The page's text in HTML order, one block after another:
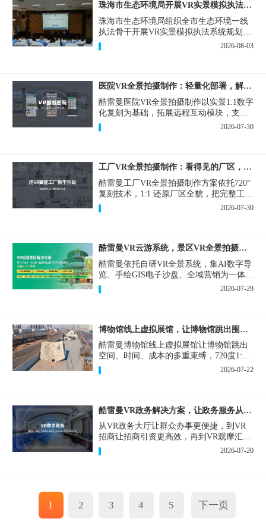
珠海市生态环境局开展VR实景模拟执法专题培训
珠海市生态环境局组织全市生态环境一线
执法骨干开展VR实景模拟执法系统规划建
设和教学培训，持续推进科技赋能生态环
境执法，夯实队伍办案“基本功”。
2026-08-03
医院VR全景拍摄制作：轻量化部署，解决医患真实痛点
酷雷曼医院VR全景拍摄制作以实景1:1数字
化复刻为基础，拓展远程互动模块，支持
定制，轻量化搭建部署，可挂载在公众
号、官网等线上平台。
2026-07-30
工厂VR全景拍摄制作：看得见的厂区，省下来的成本
酷雷曼工厂VR全景拍摄制作方案依托720°
复刻技术，1:1 还原厂区全貌，把完整工厂
搬进手机、电脑大屏，既是工厂对外拓客
的数字化名片，也是内部管理、人员培训
2026-07-30
酷雷曼VR云游系统，景区VR全景拍摄制作一站式落地
酷雷曼依托自研VR全景系统，集AI数字导
览、手绘GIS电子沙盘、全域营销为一体，
打造从VR全景拍摄制作到成熟VR云游落
地案例。
2026-07-29
博物馆线上虚拟展馆，让博物馆跳出围墙让历史随处可及
酷雷曼博物馆线上虚拟展馆让博物馆跳出
空间、时间、成本的多重束缚，720度1:1
实景复刻的VR数字展厅，已经成为博物馆
数字化刚需新基建。
2026-07-22
酷雷曼VR政务解决方案，让政务服务从“看得见”开始
从VR政务大厅让群众办事更便捷，到VR
招商让招商引资更高效，再到VR观摩汇报
让政务成果更直观，酷雷曼VR政务解决方
案，解锁政务服务新体验，让服务从“看得
2026-07-20
1 2 3 4 5 下一页